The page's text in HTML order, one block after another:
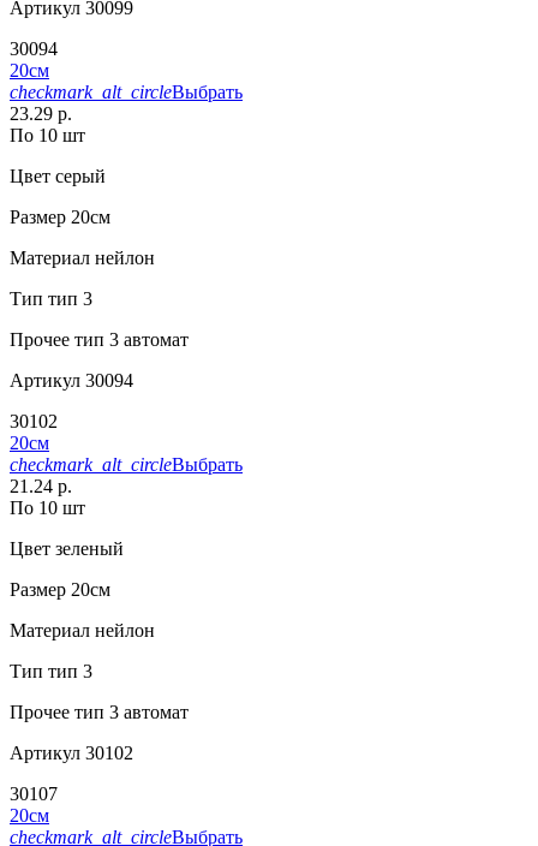
Артикул 30099
30094
20см
checkmark_alt_circleВыбрать
23.29 р.
По 10 шт
Цвет серый
Размер 20см
Материал нейлон
Тип тип 3
Прочее тип 3 автомат
Артикул 30094
30102
20см
checkmark_alt_circleВыбрать
21.24 р.
По 10 шт
Цвет зеленый
Размер 20см
Материал нейлон
Тип тип 3
Прочее тип 3 автомат
Артикул 30102
30107
20см
checkmark_alt_circleВыбрать